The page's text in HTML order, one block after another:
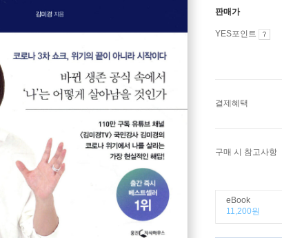
판매가
YES포인트
결제혜택
구매 시 참고사항
eBook
11,200원